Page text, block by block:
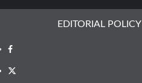
EDITORIAL POLICY
Facebook
X